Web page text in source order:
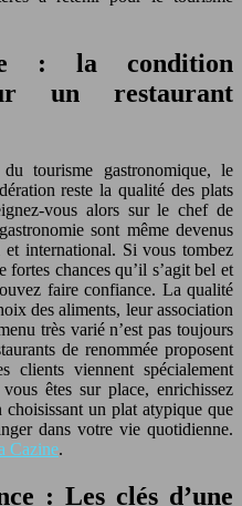
: la condition
un restaurant
tourisme gastronomique, le
reste la qualité des plats
vous alors sur le chef de
sont même devenus
international. Si vous tombez
chances qu’il s’agit bel et
faire confiance. La qualité
des aliments, leur association
très varié n’est pas toujours
de renommée proposent
clients viennent spécialement
êtes sur place, enrichissez
un plat atypique que
dans votre vie quotidienne.
Cazine.
: Les clés d’une